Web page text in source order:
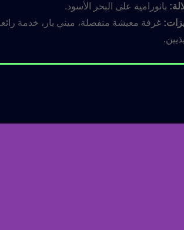
بانورامية على البحر الأسود.
غرفة معيشة منفصلة، ميني بار، خدمة